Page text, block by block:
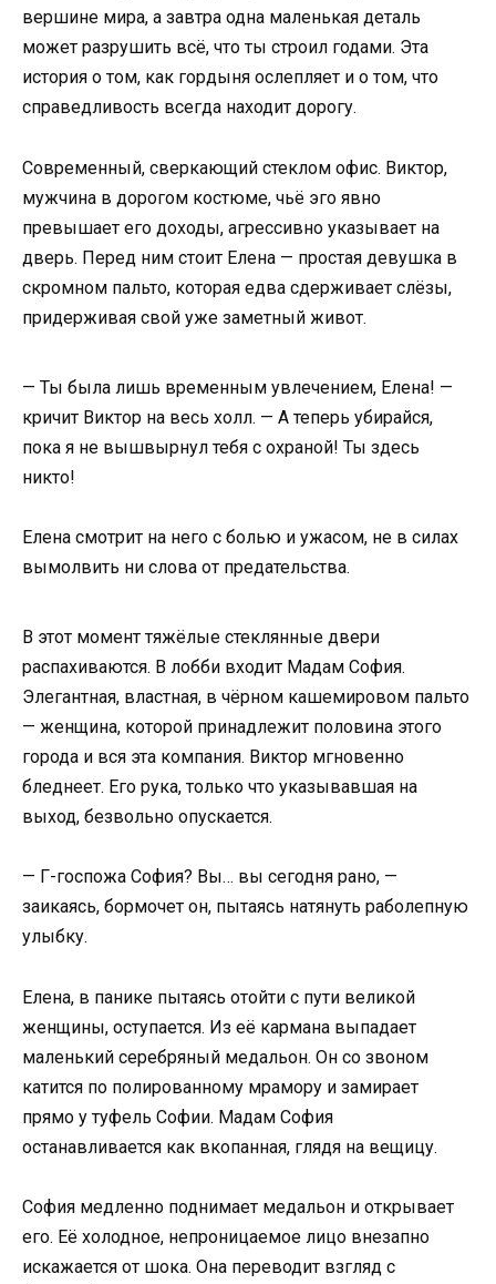
вершине мира, а завтра одна маленькая деталь
может разрушить всё, что ты строил годами. Эта
история о том, как гордыня ослепляет и о том, что
справедливость всегда находит дорогу.
Современный, сверкающий стеклом офис. Виктор,
мужчина в дорогом костюме, чьё эго явно
превышает его доходы, агрессивно указывает на
дверь. Перед ним стоит Елена — простая девушка в
скромном пальто, которая едва сдерживает слёзы,
придерживая свой уже заметный живот.
— Ты была лишь временным увлечением, Елена! —
кричит Виктор на весь холл. — А теперь убирайся,
пока я не вышвырнул тебя с охраной! Ты здесь
никто!
Елена смотрит на него с болью и ужасом, не в силах
вымолвить ни слова от предательства.
В этот момент тяжёлые стеклянные двери
распахиваются. В лобби входит Мадам София.
Элегантная, властная, в чёрном кашемировом пальто
— женщина, которой принадлежит половина этого
города и вся эта компания. Виктор мгновенно
бледнеет. Его рука, только что указывавшая на
выход, безвольно опускается.
— Г-госпожа София? Вы… вы сегодня рано, —
заикаясь, бормочет он, пытаясь натянуть раболепную
улыбку.
Елена, в панике пытаясь отойти с пути великой
женщины, оступается. Из её кармана выпадает
маленький серебряный медальон. Он со звоном
катится по полированному мрамору и замирает
прямо у туфель Софии. Мадам София
останавливается как вкопанная, глядя на вещицу.
София медленно поднимает медальон и открывает
его. Её холодное, непроницаемое лицо внезапно
искажается от шока. Она переводит взгляд с